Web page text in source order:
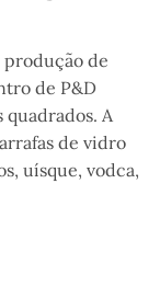
produção de
de P&D
quadrados. A
de vidro
uísque, vodca,